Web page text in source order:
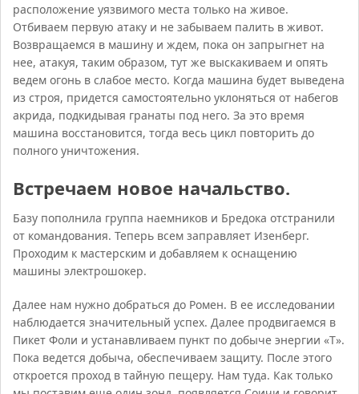
расположение уязвимого места только на живое.
Отбиваем первую атаку и не забываем палить в живот.
Возвращаемся в машину и ждем, пока он запрыгнет на
нее, атакуя, таким образом, тут же выскакиваем и опять
ведем огонь в слабое место. Когда машина будет выведена
из строя, придется самостоятельно уклоняться от набегов
акрида, подкидывая гранаты под него. За это время
машина восстановится, тогда весь цикл повторить до
полного уничтожения.
Встречаем новое начальство.
Базу пополнила группа наемников и Бредока отстранили
от командования. Теперь всем заправляет Изенберг.
Проходим к мастерским и добавляем к оснащению
машины электрошокер.
Далее нам нужно добраться до Ромен. В ее исследовании
наблюдается значительный успех. Далее продвигаемся в
Пикет Фоли и устанавливаем пункт по добыче энергии «Т».
Пока ведется добыча, обеспечиваем защиту. После этого
откроется проход в тайную пещеру. Нам туда. Как только